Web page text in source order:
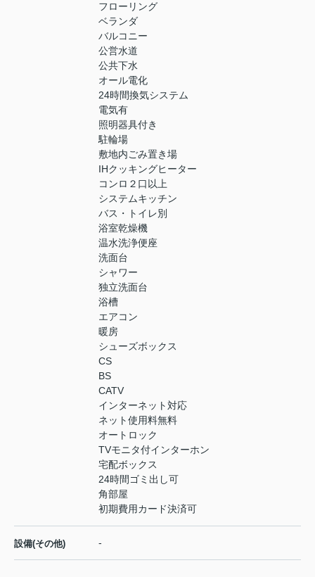
フローリング
ベランダ
バルコニー
公営水道
公共下水
オール電化
24時間換気システム
電気有
照明器具付き
駐輪場
敷地内ごみ置き場
IHクッキングヒーター
コンロ２口以上
システムキッチン
バス・トイレ別
浴室乾燥機
温水洗浄便座
洗面台
シャワー
独立洗面台
浴槽
エアコン
暖房
シューズボックス
CS
BS
CATV
インターネット対応
ネット使用料無料
オートロック
TVモニタ付インターホン
宅配ボックス
24時間ゴミ出し可
角部屋
初期費用カード決済可
設備(その他) -